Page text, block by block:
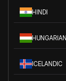
HINDI
HUNGARIAN
ICELANDIC